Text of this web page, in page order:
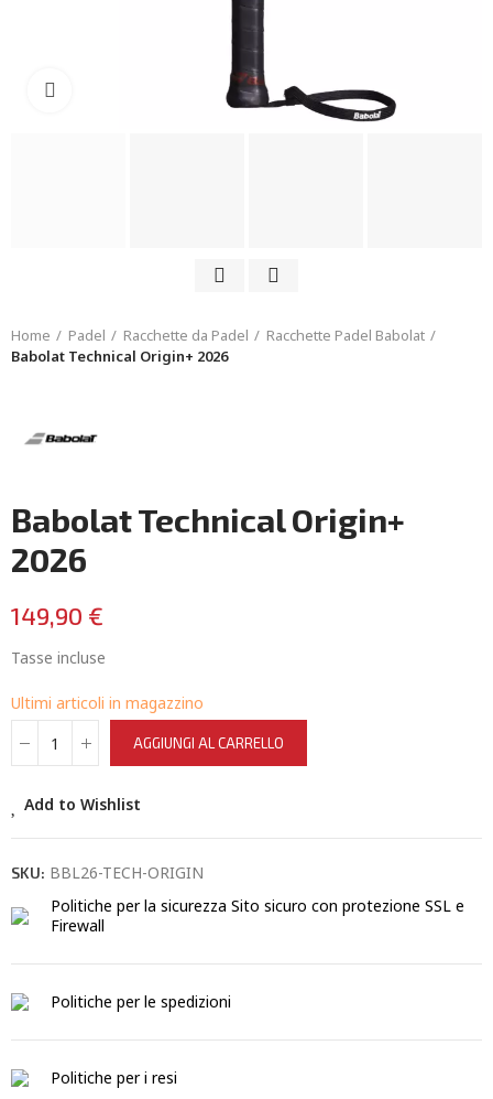
Home Padel Racchette da Padel
Racchette Padel Babolat
Babolat Technical Origin+ 2026
Babolat Technical Origin+
2026
149,90 €
Tasse incluse
Ultimi articoli in magazzino
AGGIUNGI AL CARRELLO
Add to Wishlist
SKU: BBL26-TECH-ORIGIN
Politiche per la sicurezza Sito sicuro con protezione SSL e
Firewall
Politiche per le spedizioni
Politiche per i resi